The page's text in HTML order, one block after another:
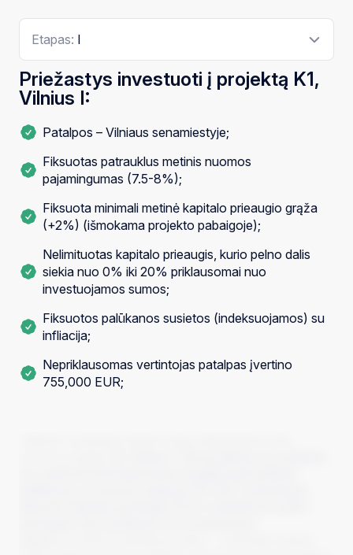
Etapas: I
Priežastys investuoti į projektą K1,
Vilnius I:
Patalpos – Vilniaus senamiestyje;
Fiksuotas patrauklus metinis nuomos
pajamingumas (7.5-8%);
Fiksuota minimali metinė kapitalo prieaugio grąža
(+2%) (išmokama projekto pabaigoje);
Nelimituotas kapitalo prieaugis, kurio pelno dalis
siekia nuo 0% iki 20% priklausomai nuo
investuojamos sumos;
Fiksuotos palūkanos susietos (indeksuojamos) su
infliacija;
Nepriklausomas vertintojas patalpas įvertino
755,000 EUR;